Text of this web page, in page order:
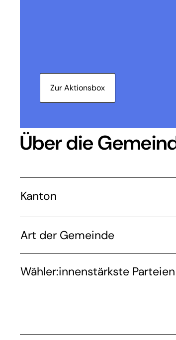
Zur Aktionsbox
Über die
Kanton
Art der Gemeinde
Wähler:innenstärkste